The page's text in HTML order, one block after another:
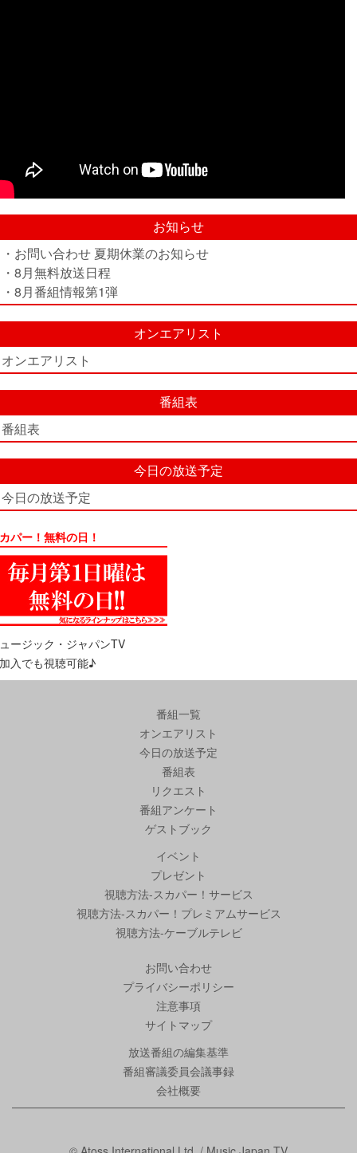
お知らせ
・お問い合わせ 夏期休業のお知らせ
・8月無料放送日程
・8月番組情報第1弾
オンエアリスト
オンエアリスト
番組表
番組表
今日の放送予定
今日の放送予定
パー！無料の日！
ージック・ジャパンTV
入でも視聴可能♪
番組一覧
オンエアリスト
今日の放送予定
番組表
リクエスト
番組アンケート
ゲストブック
イベント
プレゼント
視聴方法-スカパー！サービス
視聴方法-スカパー！プレミアムサービス
視聴方法-ケーブルテレビ
お問い合わせ
プライバシーポリシー
注意事項
サイトマップ
放送番組の編集基準
番組審議委員会議事録
会社概要